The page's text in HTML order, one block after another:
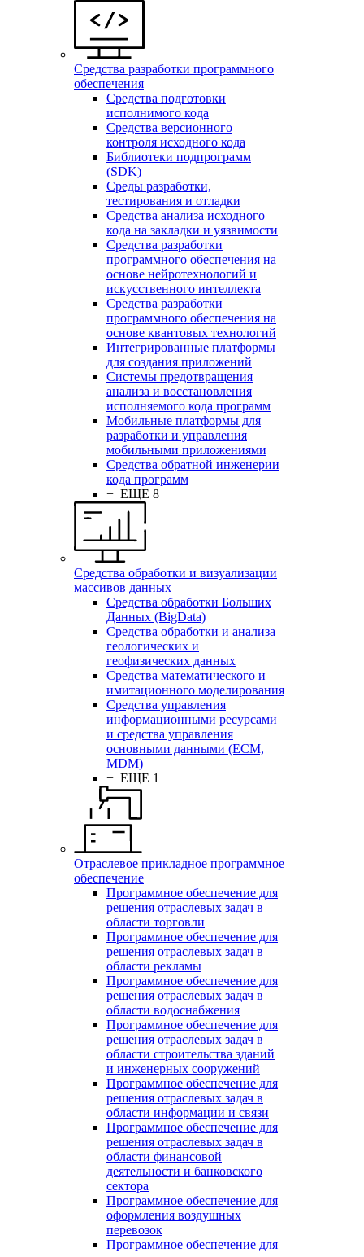
Средства разработки программного
обеспечения
Средства подготовки
исполнимого кода
Средства версионного
контроля исходного кода
Библиотеки подпрограмм
(SDK)
Среды разработки,
тестирования и отладки
Средства анализа исходного
кода на закладки и уязвимости
Средства разработки
программного обеспечения на
основе нейротехнологий и
искусственного интеллекта
Средства разработки
программного обеспечения на
основе квантовых технологий
Интегрированные платформы
для создания приложений
Системы предотвращения
анализа и восстановления
исполняемого кода программ
Мобильные платформы для
разработки и управления
мобильными приложениями
Средства обратной инженерии
кода программ
+ ЕЩЕ 8
Средства обработки и визуализации
массивов данных
Средства обработки Больших
Данных (BigData)
Средства обработки и анализа
геологических и
геофизических данных
Средства математического и
имитационного моделирования
Средства управления
информационными ресурсами
и средства управления
основными данными (ECM,
MDM)
+ ЕЩЕ 1
Отраслевое прикладное программное
обеспечение
Программное обеспечение для
решения отраслевых задач в
области торговли
Программное обеспечение для
решения отраслевых задач в
области рекламы
Программное обеспечение для
решения отраслевых задач в
области водоснабжения
Программное обеспечение для
решения отраслевых задач в
области строительства зданий
и инженерных сооружений
Программное обеспечение для
решения отраслевых задач в
области информации и связи
Программное обеспечение для
решения отраслевых задач в
области финансовой
деятельности и банковского
сектора
Программное обеспечение для
оформления воздушных
перевозок
Программное обеспечение для